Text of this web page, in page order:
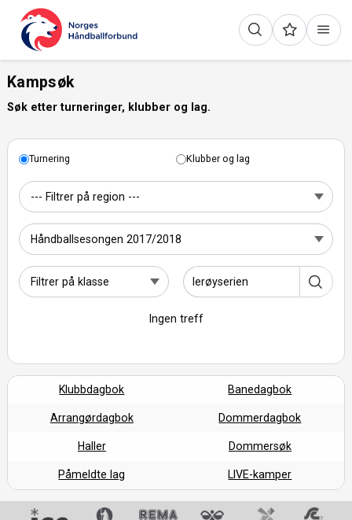
Kampsøk
Søk etter turneringer, klubber og lag.
Turnering Klubber og lag
Ingen treff
Klubbdagbok Banedagbok
Arrangørdagbok Dommerdagbok
Haller Dommersøk
Påmeldte lag LIVE-kamper